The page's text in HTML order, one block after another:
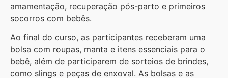
amamentação, recuperação pós-parto e primeiros
socorros com bebês.
Ao final do curso, as participantes receberam uma
bolsa com roupas, manta e itens essenciais para o
bebê, além de participarem de sorteios de brindes,
como slings e peças de enxoval. As bolsas e as